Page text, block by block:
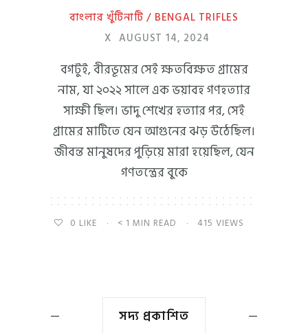
বাংলার খুঁটিনাটি / BENGAL TRIFLES
X AUGUST 14, 2024
বগটুই, বীরভূমের সেই ক্ষতবিক্ষত গ্রামের
নাম, যা ২০২২ সালে এক ভয়াবহ গণহত্যার
সাক্ষী ছিল। ভাদু শেখের হত্যার পর, সেই
গ্রামের মাটিতে যেন আগুনের ঝড় উঠেছিল।
জীবন্ত মানুষদের পুড়িয়ে মারা হয়েছিল, যেন
গণতন্ত্রের বুকে
0 LIKE < 1 MIN READ 415 VIEWS
সদ্য প্রকাশিত